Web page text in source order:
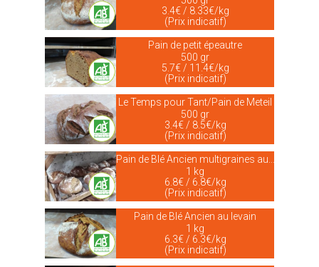
3.4€ / 8.33€/kg
(Prix indicatif)
Pain de petit épeautre
500 gr
5.7€ / 11.4€/kg
(Prix indicatif)
Le Temps pour Tant/Pain de Meteil
500 gr
3.4€ / 8.5€/kg
(Prix indicatif)
Pain de Blé Ancien multigraines au...
1 kg
6.8€ / 6.8€/kg
(Prix indicatif)
Pain de Blé Ancien au levain
1 kg
6.3€ / 6.3€/kg
(Prix indicatif)